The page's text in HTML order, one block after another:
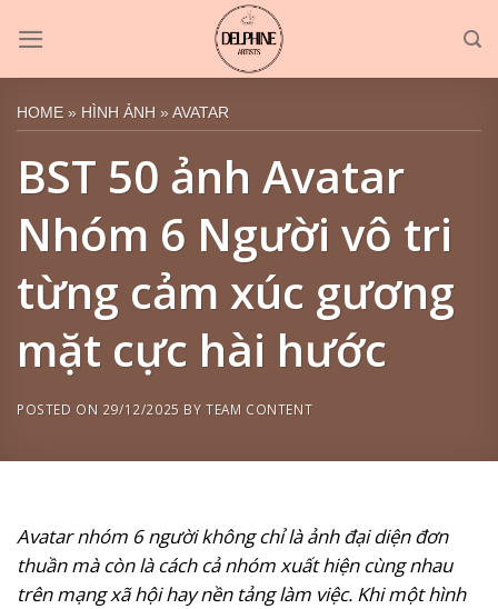
content
HOME » HÌNH ẢNH »AVATAR
BST 50 ảnh Avatar
Nhóm 6 Người vô tri
từng cảm xúc gương
mặt cực hài hước
POSTED ON 29/12/2025 BYTEAM CONTENT
Avatar nhóm 6 người không chỉ là ảnh đại diện đơn
thuần mà còn là cách cả nhóm xuất hiện cùng nhau
trên mạng xã hội hay nền tảng làm việc. Khi một hình